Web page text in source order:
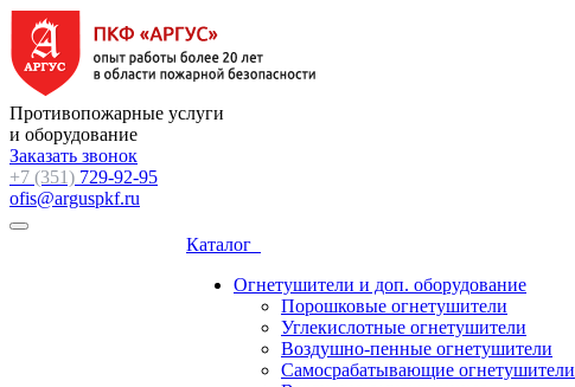
Противопожарные услуги
и оборудование
Заказать звонок
+7 (351) 729-92-95
ofis@arguspkf.ru
Каталог
Огнетушители и доп. оборудование
Порошковые огнетушители
Углекислотные огнетушители
Воздушно-пенные огнетушители
Самосрабатывающие огнетушители